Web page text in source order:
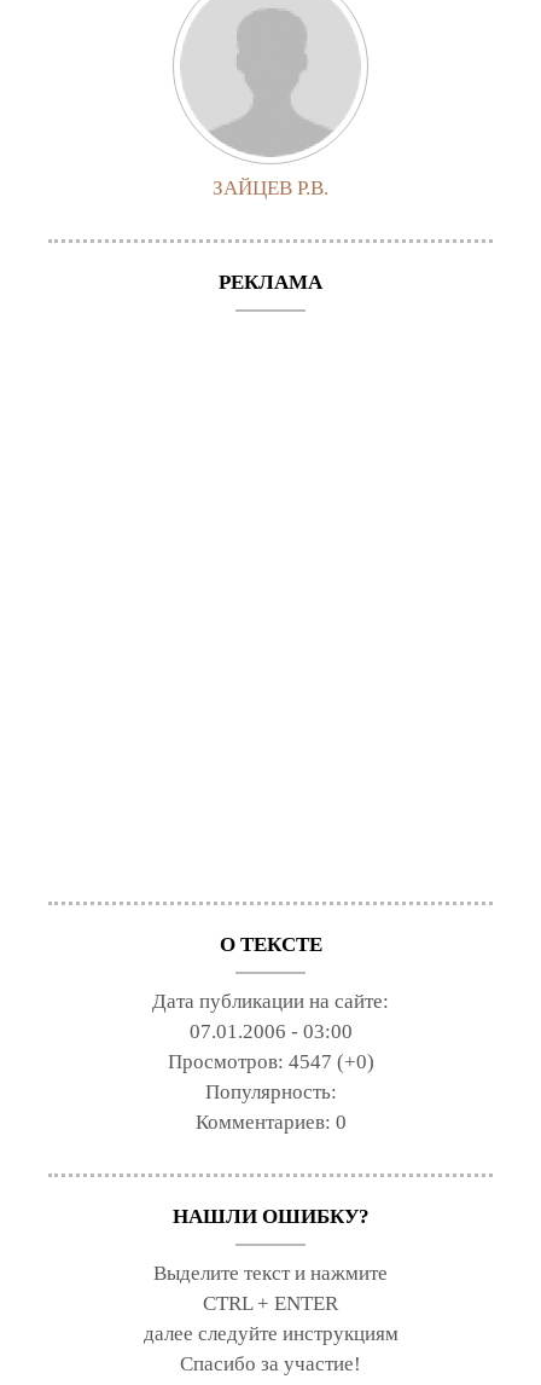
ЗАЙЦЕВ Р.В.
РЕКЛАМА
О ТЕКСТЕ
Дата публикации на сайте:
07.01.2006 - 03:00
Просмотров: 4547 (+0)
Популярность:
Комментариев: 0
НАШЛИ ОШИБКУ?
Выделите текст и нажмите
CTRL + ENTER
далее следуйте инструкциям
Спасибо за участие!